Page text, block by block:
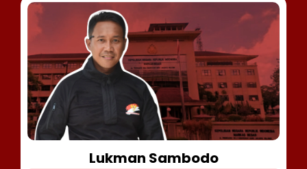
Lukman Sambodo